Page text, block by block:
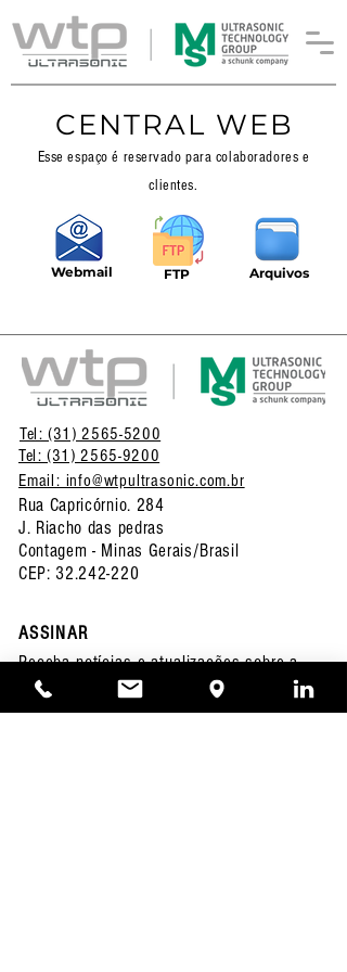
Esse espaço é reservado para colaboradores e
clientes.
CENTRAL WEB
Webmail FTP Arquivos
Tel: (31) 2565-5200
Tel: (31) 2565-9200
Email: info@wtpultrasonic.com.br
Rua Capricórnio. 284
J. Riacho das pedras
Contagem - Minas Gerais/Brasil
CEP: 32.242-220
ASSINAR
Receba notícias e atualizações sobre a
WTP Ultrasonic.